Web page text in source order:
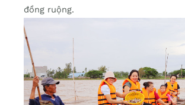
đồng ruộng.